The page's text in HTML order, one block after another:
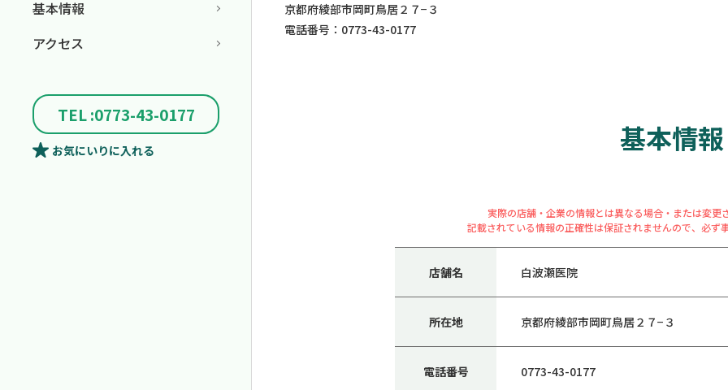
京都府綾部市岡町鳥居２７−３
電話番号：0773-43-0177
基本情報
実際の店舗・企業の情報とは異なる場合・または変更
記載されている情報の正確性は保証されませんので、必ず
店舗名 白波瀬医院
所在地 京都府綾部市岡町鳥居２７−３
電話番号 0773-43-0177
基本情報
アクセス
TEL :0773-43-0177
お気にいりに入れる